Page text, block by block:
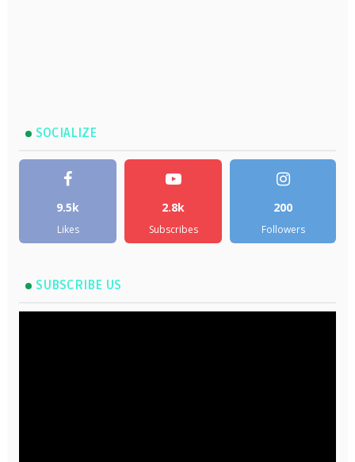
SOCIALIZE
9.5k
Likes
2.8k
Subscribes
200
Followers
SUBSCRIBE US